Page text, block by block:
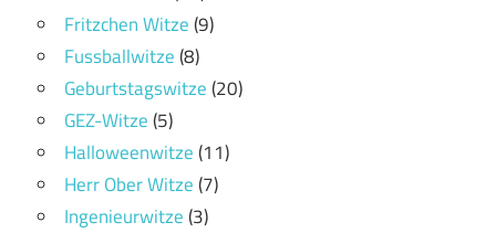
Fritzchen Witze(9)
Fussballwitze(8)
Geburtstagswitze(20)
GEZ-Witze(5)
Halloweenwitze(11)
Herr Ober Witze(7)
Ingenieurwitze(3)